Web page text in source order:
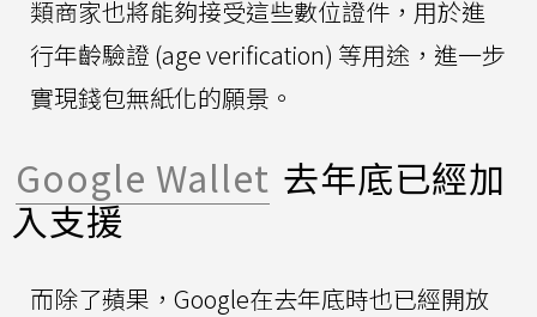
類商家也將能夠接受這些數位證件，用於進
行年齡驗證 (age verification) 等用途，進一步
實現錢包無紙化的願景。
Google Wallet 去年底已經加
入支援
而除了蘋果，Google在去年底時也已經開放